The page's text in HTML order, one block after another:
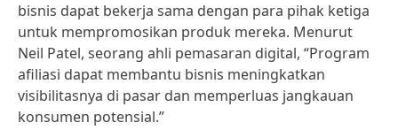
bisnis dapat bekerja sama dengan para pihak ketiga
untuk mempromosikan produk mereka. Menurut
Neil Patel, seorang ahli pemasaran digital, “Program
afiliasi dapat membantu bisnis meningkatkan
visibilitasnya di pasar dan memperluas jangkauan
konsumen potensial.”